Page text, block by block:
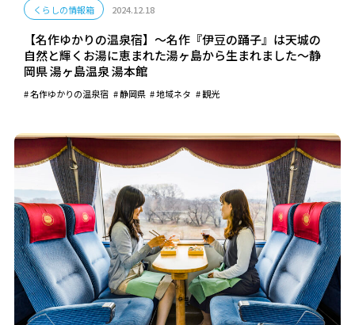
くらしの情報箱 2024.12.18
【名作ゆかりの温泉宿】～名作『伊豆の踊子』は天城の
自然と輝くお湯に恵まれた湯ヶ島から生まれました～静
岡県 湯ヶ島温泉 湯本館
名作ゆかりの温泉宿 静岡県 地域ネタ 観光